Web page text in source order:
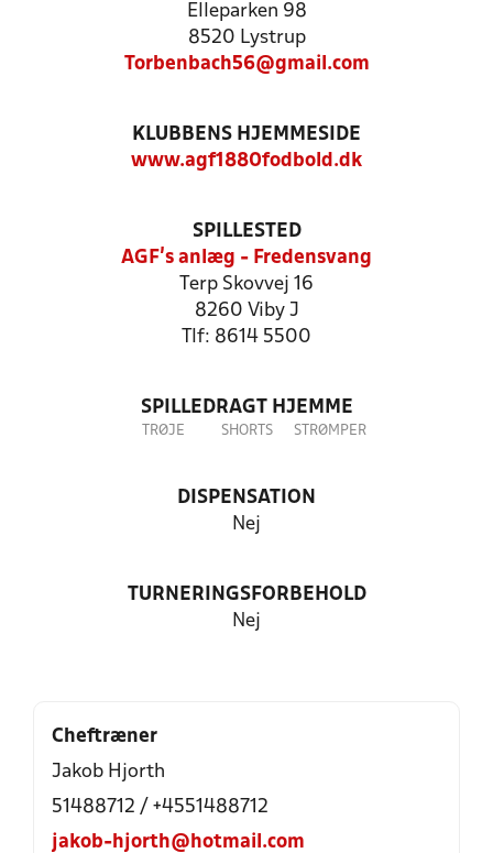
Elleparken 98
8520 Lystrup
Torbenbach56@gmail.com
KLUBBENS HJEMMESIDE
www.agf1880fodbold.dk
SPILLESTED
AGF's anlæg - Fredensvang
Terp Skovvej 16
8260 Viby J
Tlf: 8614 5500
SPILLEDRAGT HJEMME
TRØJE SHORTS STRØMPER
DISPENSATION
Nej
TURNERINGSFORBEHOLD
Nej
Cheftræner
Jakob Hjorth
51488712 / +4551488712
jakob-hjorth@hotmail.com